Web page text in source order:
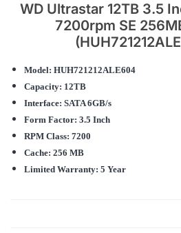
WD Ultrastar 12TB 3.5
7200rpm SE
Model: HUH721212ALE604
Capacity: 12TB
Interface: SATA 6GB/s
Form Factor: 3.5 Inch
RPM Class: 7200
Cache: 256 MB
Limited Warranty: 5 Year